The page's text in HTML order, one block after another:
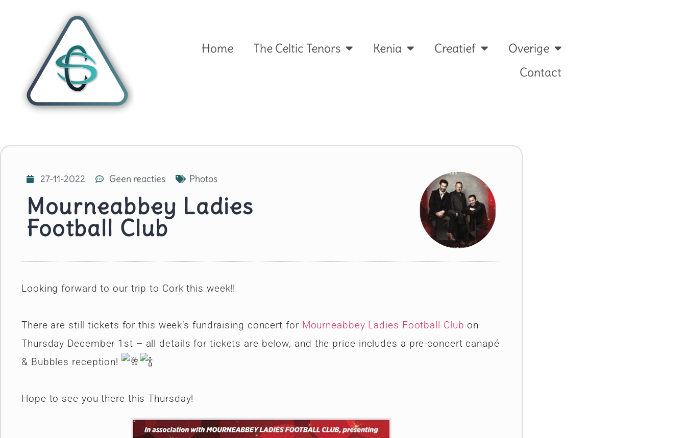
Home The Celtic Tenors Kenia Creatief
Overige
Contact
27-11-2022 Geen reacties Photos
Mourneabbey Ladies
Football Club
Looking forward to our trip to Cork this week!!
There are still tickets for this week’s fundraising concert for Mourneabbey Ladies Football Club on
Thursday December 1st – all details for tickets are below, and the price includes a pre-concert canapé
& Bubbles reception!
Hope to see you there this Thursday!